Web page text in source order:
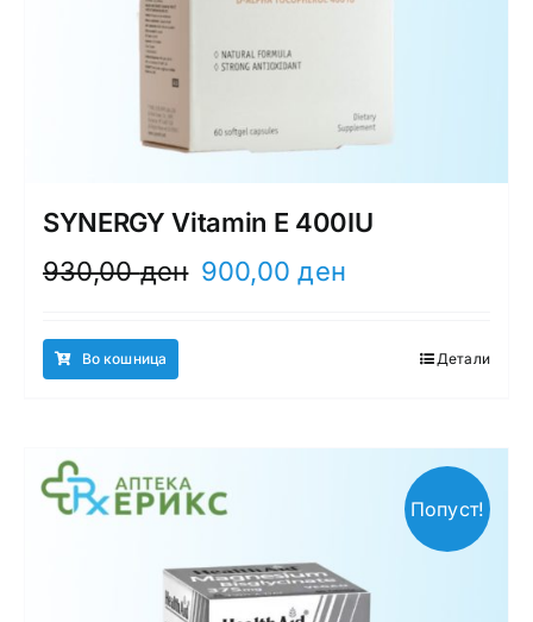
SYNERGY Vitamin E 400IU
930,00ден Original
900,00ден
900,00 ден.
Во кошница Детали
Попуст!